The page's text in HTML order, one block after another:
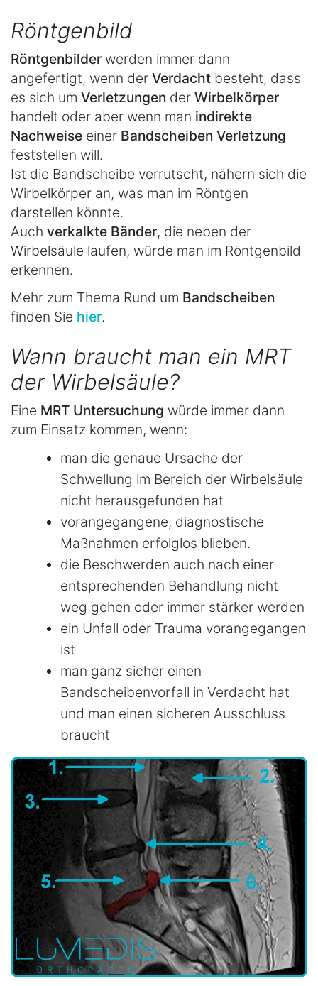
Röntgenbild
Röntgenbilder werden immer dann
angefertigt, wenn der Verdacht besteht, dass
es sich um Verletzungen der Wirbelkörper
handelt oder aber wenn man indirekte
Nachweise einer Bandscheiben Verletzung
feststellen will.
Ist die Bandscheibe verrutscht, nähern sich die
Wirbelkörper an, was man im Röntgen
darstellen könnte.
Auch verkalkte Bänder, die neben der
Wirbelsäule laufen, würde man im Röntgenbild
erkennen.
Mehr zum Thema Rund um Bandscheiben
finden Sie hier.
Wann braucht man ein MRT
der Wirbelsäule?
Eine MRT Untersuchung würde immer dann
zum Einsatz kommen, wenn:
man die genaue Ursache der
Schwellung im Bereich der Wirbelsäule
nicht herausgefunden hat
vorangegangene, diagnostische
Maßnahmen erfolglos blieben.
die Beschwerden auch nach einer
entsprechenden Behandlung nicht
weg gehen oder immer stärker werden
ein Unfall oder Trauma vorangegangen
ist
man ganz sicher einen
Bandscheibenvorfall in Verdacht hat
und man einen sicheren Ausschluss
braucht